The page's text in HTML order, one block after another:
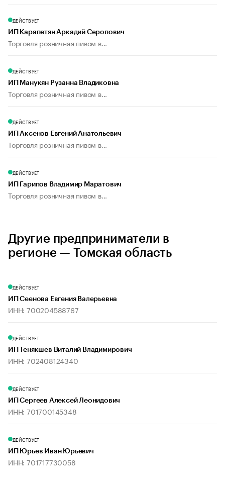
ДЕЙСТВУЕТ
ИП Карапетян Аркадий Серопович
Торговля розничная пивом в...
ДЕЙСТВУЕТ
ИП Манукян Рузанна Владиковна
Торговля розничная пивом в...
ДЕЙСТВУЕТ
ИП Аксенов Евгений Анатольевич
Торговля розничная пивом в...
ДЕЙСТВУЕТ
ИП Гарипов Владимир Маратович
Торговля розничная пивом в...
Другие предприниматели в
регионе — Томская область
ДЕЙСТВУЕТ
ИП Сеенова Евгения Валерьевна
ИНН: 700204588767
ДЕЙСТВУЕТ
ИП Тенякшев Виталий Владимирович
ИНН: 702408124340
ДЕЙСТВУЕТ
ИП Сергеев Алексей Леонидович
ИНН: 701700145348
ДЕЙСТВУЕТ
ИП Юрьев Иван Юрьевич
ИНН: 701717730058